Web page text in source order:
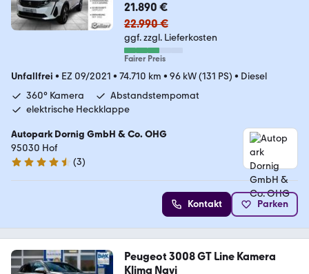
21.890 €
22.990 €
ggf. zzgl. Lieferkosten
Fairer Preis
Unfallfrei • EZ 09/2021 • 74.710 km • 96 kW (131 PS) • Diesel
360° Kamera
Abstandstempomat
elektrische Heckklappe
Autopark Dornig GmbH & Co. OHG
95030 Hof
4.7 Sterne
(3)
Kontakt Parken
Peugeot 3008 GT Line Kamera
Klima Navi